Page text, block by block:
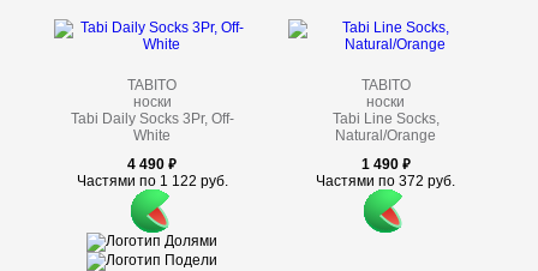
TABITO
носки
Tabi Daily Socks 3Pr, Off-
White
4 490
Частями по 1 122 руб.
TABITO
носки
Tabi Line Socks,
Natural/Orange
1 490
Частями по 372 руб.